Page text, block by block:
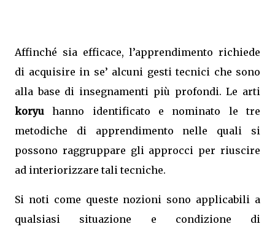
Affinché sia efficace, l’apprendimento richiede
di acquisire in se’ alcuni gesti tecnici che sono
alla base di insegnamenti più profondi. Le arti
koryu hanno identificato e nominato le tre
metodiche di apprendimento nelle quali si
possono raggruppare gli approcci per riuscire
ad interiorizzare tali tecniche.
Si noti come queste nozioni sono applicabili a
qualsiasi situazione e condizione di